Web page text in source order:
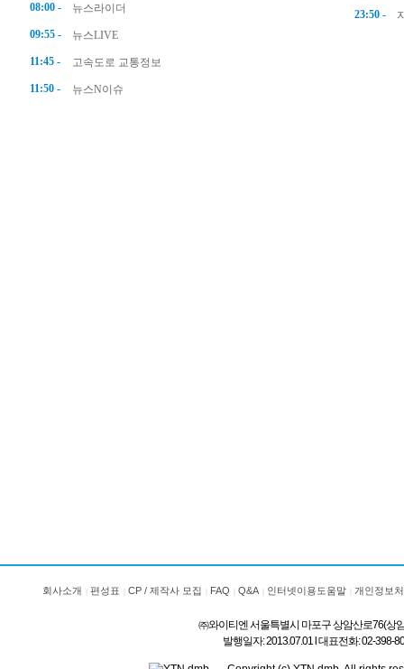
08:00 - 뉴스라이더
09:55 - 뉴스LIVE
11:45 - 고속도로 교통정보
11:50 - 뉴스N이슈
23:50 -
회사소개 편성표 CP / 제작사 모집 FAQ Q&A 인터넷이용도움말 개인정보
㈜와이티엔 서울특별시 마포구 상암산로76(상
발행일자: 2013.07.01 l 대표전화: 02-398-